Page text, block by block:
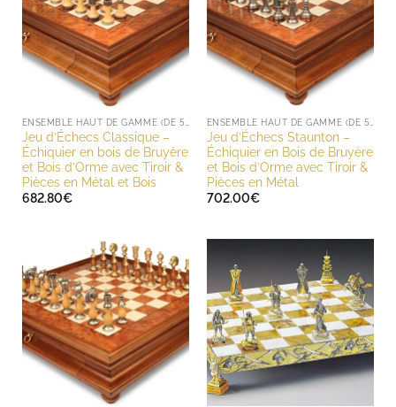
Jeu d’Échecs Classique –
Échiquier en bois de Bruyère
et Bois d’Orme avec Tiroir &
Pièces en Métal et Bois
682.80€
Jeu d’Échecs Staunton –
Échiquier en Bois de Bruyère
et Bois d’Orme avec Tiroir &
Pièces en Métal
702.00€